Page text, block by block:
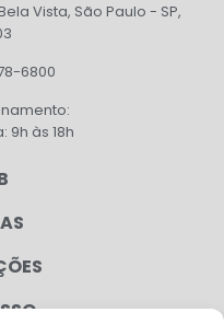
Vista, São Paulo - SP,
6800
9h às 18h